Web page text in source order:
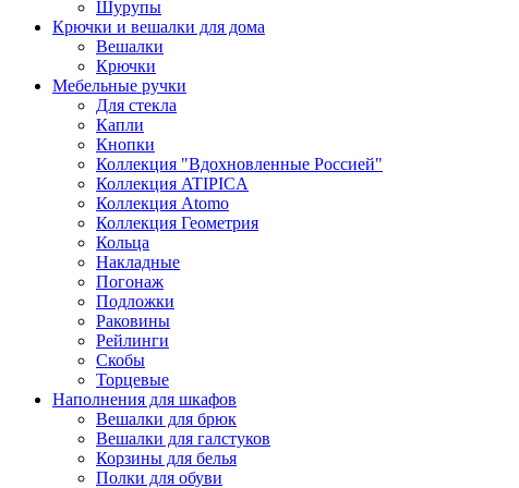
Шурупы
Крючки и вешалки для дома
Вешалки
Крючки
Мебельные ручки
Для стекла
Капли
Кнопки
Коллекция "Вдохновленные Россией"
Коллекция ATIPICA
Коллекция Atomo
Коллекция Геометрия
Кольца
Накладные
Погонаж
Подложки
Раковины
Рейлинги
Скобы
Торцевые
Наполнения для шкафов
Вешалки для брюк
Вешалки для галстуков
Корзины для белья
Полки для обуви